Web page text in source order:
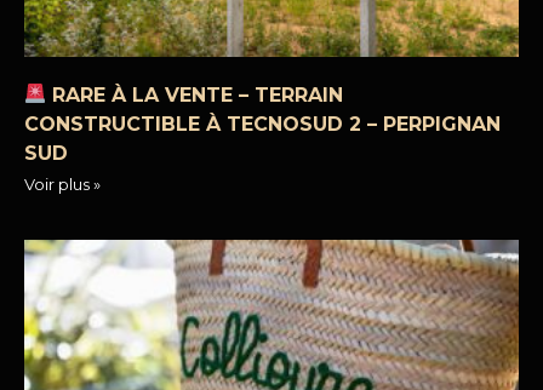
RARE À LA VENTE – TERRAIN
CONSTRUCTIBLE À TECNOSUD 2 – PERPIGNAN
SUD
Voir plus »